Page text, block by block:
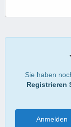
Sie haben
Registrieren
Anmelden